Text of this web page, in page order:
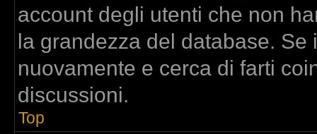
account degli utenti che non
la grandezza del database. Se
nuovamente e cerca di farti
discussioni.
Top